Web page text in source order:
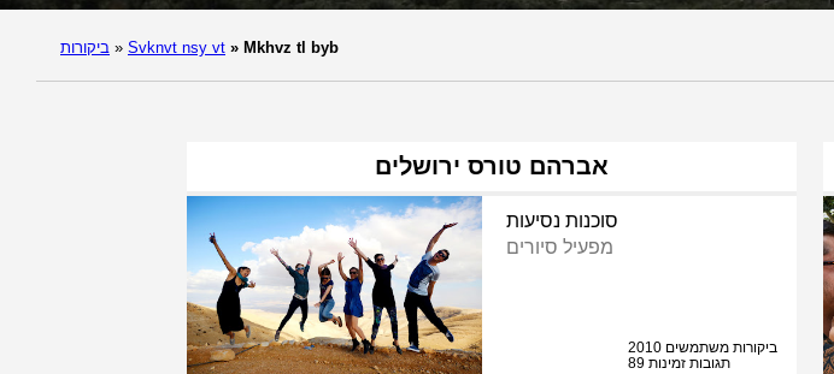
ביקורות » Svknvt nsy vt » Mkhvz tl byb
אברהם טורס ירושלים
סוכנות נסיעות
מפעיל סיורים
2010 ביקורות משתמשים
89 תגובות זמינות